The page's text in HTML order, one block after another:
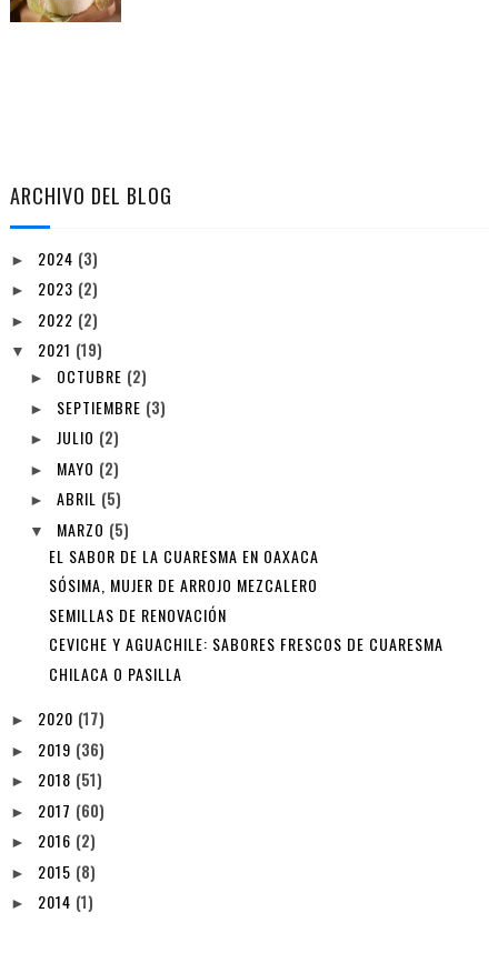
ARCHIVO DEL BLOG
► 2024 (3)
► 2023 (2)
► 2022 (2)
▼ 2021 (19)
► OCTUBRE (2)
► SEPTIEMBRE (3)
► JULIO (2)
► MAYO (2)
► ABRIL (5)
▼ MARZO (5)
EL SABOR DE LA CUARESMA EN OAXACA
SÓSIMA, MUJER DE ARROJO MEZCALERO
SEMILLAS DE RENOVACIÓN
CEVICHE Y AGUACHILE: SABORES FRESCOS DE CUARESMA
CHILACA O PASILLA
► 2020 (17)
► 2019 (36)
► 2018 (51)
► 2017 (60)
► 2016 (2)
► 2015 (8)
► 2014 (1)